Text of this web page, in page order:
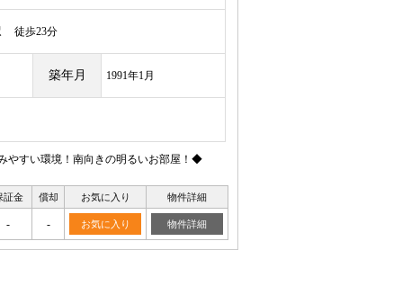
徒歩23分
築年月 1991年1月
やすい環境！南向きの明るいお部屋！◆
証金 償却 お気に入り 物件詳細
- - お気に入り 物件詳細